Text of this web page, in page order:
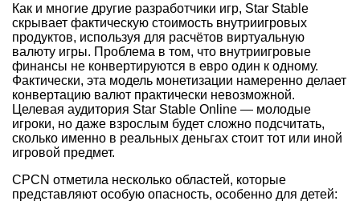
Как и многие другие разработчики игр, Star Stable
скрывает фактическую стоимость внутриигровых
продуктов, используя для расчётов виртуальную
валюту игры. Проблема в том, что внутриигровые
финансы не конвертируются в евро один к одному.
Фактически, эта модель монетизации намеренно делает
конвертацию валют практически невозможной.
Целевая аудитория Star Stable Online — молодые
игроки, но даже взрослым будет сложно подсчитать,
сколько именно в реальных деньгах стоит тот или иной
игровой предмет.
CPCN отметила несколько областей, которые
представляют особую опасность, особенно для детей: